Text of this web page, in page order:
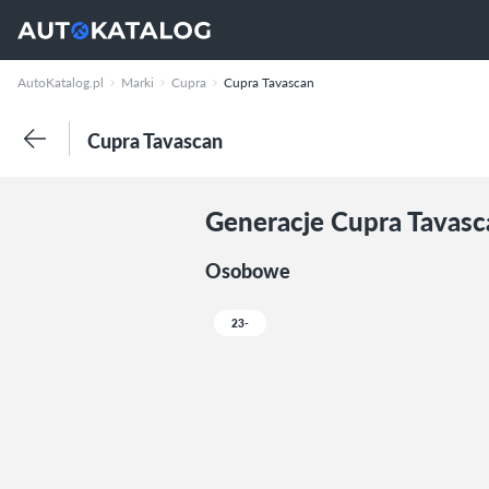
AutoKatalog.pl Marki Cupra Cupra Tavascan
Cupra Tavascan
Generacje Cupra
Osobowe
23-